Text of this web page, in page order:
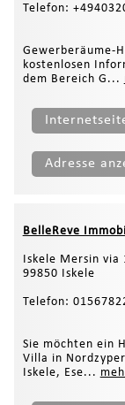
Telefon:
Gewerberäume-
kostenlosen
dem Bereich G...
Adresse
BelleReve
Iskele Mersin via
99850 Iskele
Telefon:
Sie möchten ein
Villa in
Iskele, Ese...